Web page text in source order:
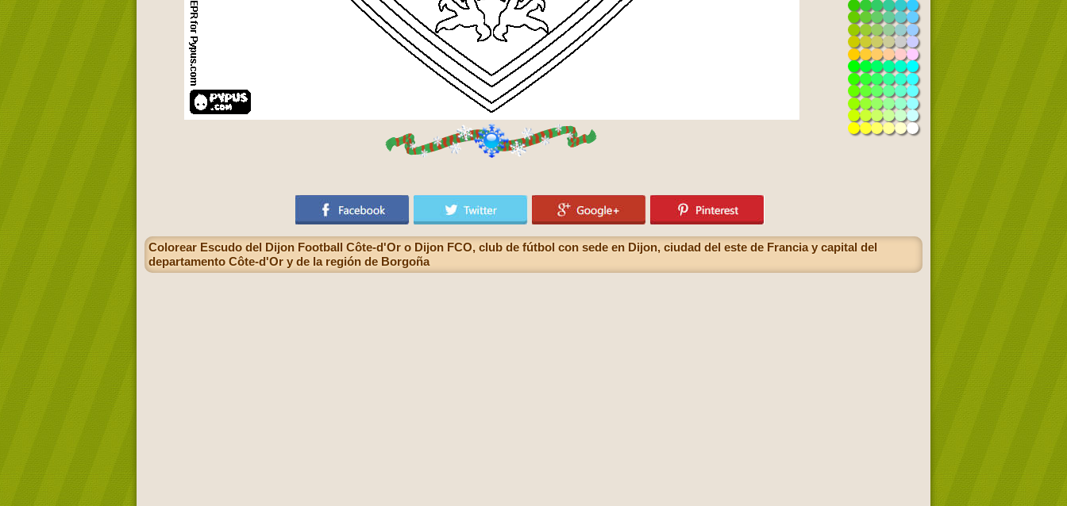
Colorear Escudo del Dijon Football Côte-d'Or o Dijon FCO, club de fútbol con sede en Dijon, ciudad del este de Francia y capital del
departamento Côte-d'Or y de la región de Borgoña